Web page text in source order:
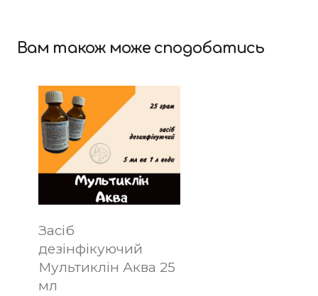
Вам також може сподобатись
Засіб
дезінфікуючий
Мультиклін Аква 25
мл